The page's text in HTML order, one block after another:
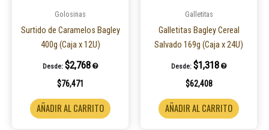
Golosinas
Surtido de Caramelos Bagley
400g (Caja x 12U)
Desde: $2,768
$76,471
AÑADIR AL CARRITO
Galletitas
Galletitas Bagley Cereal
Salvado 169g (Caja x 24U)
Desde: $1,318
$62,408
AÑADIR AL CARRITO